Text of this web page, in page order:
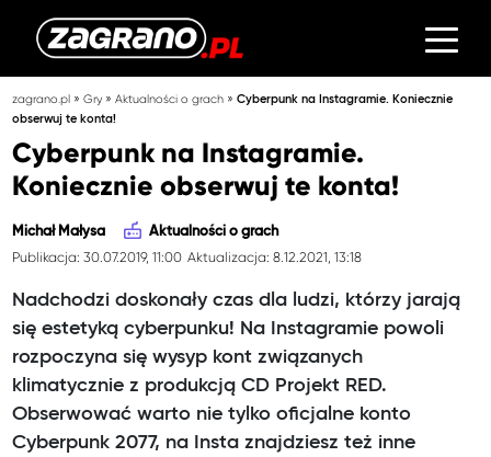
zagrano.pl »Gry»Aktualności o grach »Cyberpunk na Instagramie. Koniecznie
obserwuj te konta!
Cyberpunk na Instagramie.
Koniecznie obserwuj te konta!
Michał Małysa Aktualności o grach
Publikacja: 30.07.2019, 11:00 Aktualizacja: 8.12.2021, 13:18
Nadchodzi doskonały czas dla ludzi, którzy jarają
się estetyką cyberpunku! Na Instagramie powoli
rozpoczyna się wysyp kont związanych
klimatycznie z produkcją CD Projekt RED.
Obserwować warto nie tylko oficjalne konto
Cyberpunk 2077, na Insta znajdziesz też inne